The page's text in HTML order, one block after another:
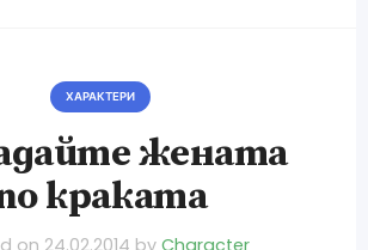
ХАРАКТЕРИ
жената
краката
on 24.02.2014 by Character